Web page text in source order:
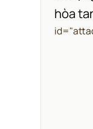
hòa